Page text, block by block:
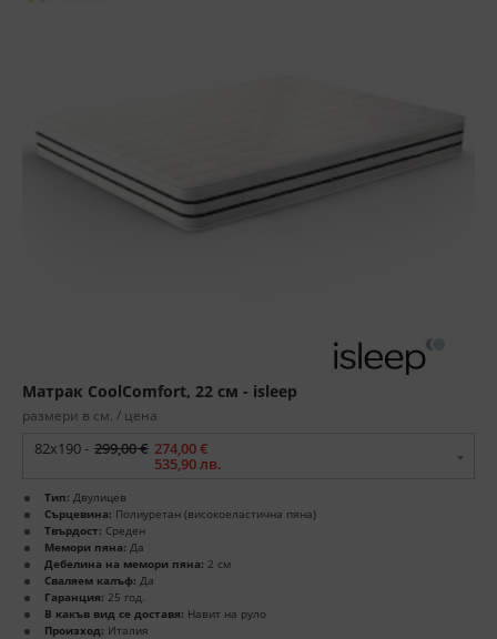
Матрак CoolComfort, 22 см - isleep
размери в см. / цена
82x190 - 299,00 € 274,00 €
535,90 лв.
Тип: Двулицев
Сърцевина: Полиуретан (високоеластична пяна)
Твърдост: Среден
Мемори пяна: Да
Дебелина на мемори пяна: 2 см
Сваляем калъф: Да
Гаранция: 25 год.
В какъв вид се доставя: Навит на руло
Произход: Италия